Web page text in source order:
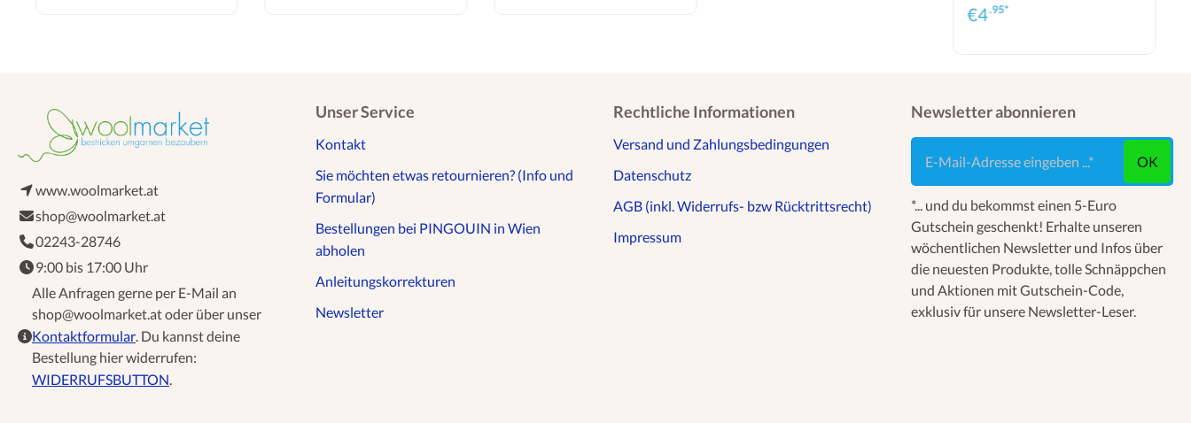
€4.95*
www.woolmarket.at
shop@woolmarket.at
02243-28746
9:00 bis 17:00 Uhr
Alle Anfragen gerne per E-Mail an
shop@woolmarket.at oder über unser
Kontaktformular. Du kannst deine
Bestellung hier widerrufen:
WIDERRUFSBUTTON.
Unser Service
Kontakt
Sie möchten etwas retournieren? (Info und
Formular)
Bestellungen bei PINGOUIN in Wien
abholen
Anleitungskorrekturen
Newsletter
Rechtliche Informationen
Versand und Zahlungsbedingungen
Datenschutz
AGB (inkl. Widerrufs- bzw Rücktrittsrecht)
Impressum
Newsletter abonnieren
OK
*... und du bekommst einen 5-Euro
Gutschein geschenkt! Erhalte unseren
wöchentlichen Newsletter und Infos über
die neuesten Produkte, tolle Schnäppchen
und Aktionen mit Gutschein-Code,
exklusiv für unsere Newsletter-Leser.